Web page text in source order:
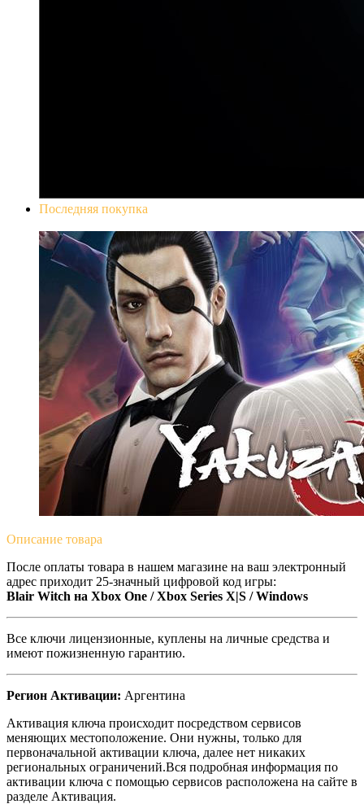
Последняя покупка
Описание товара
После оплаты товара в нашем магазине на ваш электронный
адрес приходит 25-значный цифровой код игры:
Blair Witch на Xbox One / Xbox Series X|S / Windows
Все ключи лицензионные, куплены на личные средства и
имеют пожизненную гарантию.
Регион Активации: Аргентина
Активация ключа происходит посредством сервисов
меняющих местоположение. Они нужны, только для
первоначальной активации ключа, далее нет никаких
региональных ограничений.Вся подробная информация по
активации ключа с помощью сервисов расположена на сайте в
разделе Активация.